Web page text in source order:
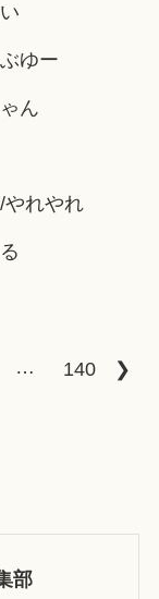
ゆー
ん
やれやれ
… 140 ❯
部